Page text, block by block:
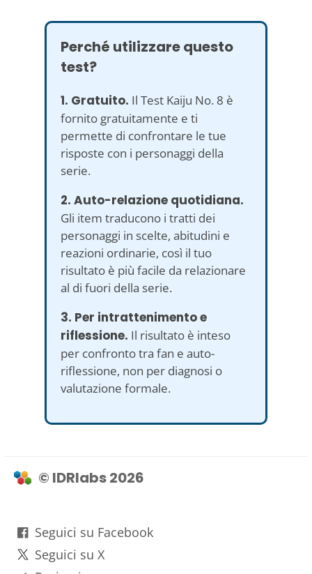
Perché utilizzare questo
test?
1. Gratuito. Il Test Kaiju No. 8 è
fornito gratuitamente e ti
permette di confrontare le tue
risposte con i personaggi della
serie.
2. Auto-relazione quotidiana.
Gli item traducono i tratti dei
personaggi in scelte, abitudini e
reazioni ordinarie, così il tuo
risultato è più facile da relazionare
al di fuori della serie.
3. Per intrattenimento e
riflessione. Il risultato è inteso
per confronto tra fan e auto-
riflessione, non per diagnosi o
valutazione formale.
© IDRlabs 2026
Seguici su Facebook
Seguici su X